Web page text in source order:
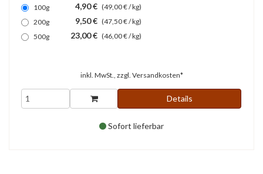
100g 4,90 € (49,00 € / kg)
200g
9,50 € (47,50 € / kg)
500g
23,00 € (46,00 € / kg)
inkl. MwSt., zzgl. Versandkosten*
Details
Sofort lieferbar